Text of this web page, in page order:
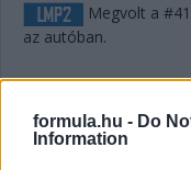
formula.hu - Do
Information
Megvolt a
az autóban.